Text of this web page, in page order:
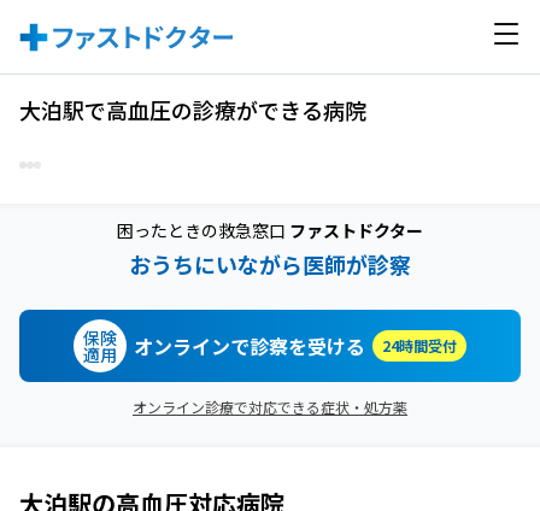
大泊駅で高血圧の診療ができる病院
困ったときの救急窓口 ファストドクター
おうちにいながら医師が診察
保険
適用 オンラインで診察を受ける 24時間受付
オンライン診療で対応できる症状・処方薬
大泊駅の高血圧対応病院